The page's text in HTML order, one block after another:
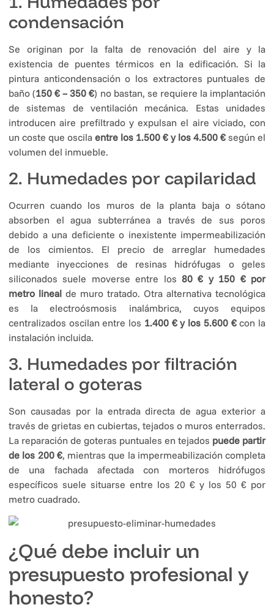
condensación
Se originan por la falta de renovación del aire y la
existencia de puentes térmicos en la edificación. Si la
pintura anticondensación o los extractores puntuales de
baño (150 € – 350 €) no bastan, se requiere la implantación
de sistemas de ventilación mecánica. Estas unidades
introducen aire prefiltrado y expulsan el aire viciado, con
un coste que oscila entre los 1.500 € y los 4.500 € según el
volumen del inmueble.
2. Humedades por capilaridad
Ocurren cuando los muros de la planta baja o sótano
absorben el agua subterránea a través de sus poros
debido a una deficiente o inexistente impermeabilización
de los cimientos. El precio de arreglar humedades
mediante inyecciones de resinas hidrófugas o geles
siliconados suele moverse entre los 80 € y 150 € por
metro lineal de muro tratado. Otra alternativa tecnológica
es la electroósmosis inalámbrica, cuyos equipos
centralizados oscilan entre los 1.400 € y los 5.600 €con la
instalación incluida.
3. Humedades por filtración
lateral o goteras
Son causadas por la entrada directa de agua exterior a
través de grietas en cubiertas, tejados o muros enterrados.
La reparación de goteras puntuales en tejados puede partir
de los 200 €, mientras que la impermeabilización completa
de una fachada afectada con morteros hidrófugos
específicos suele situarse entre los 20 € y los 50 € por
metro cuadrado.
¿Qué debe incluir un
presupuesto profesional y
honesto?